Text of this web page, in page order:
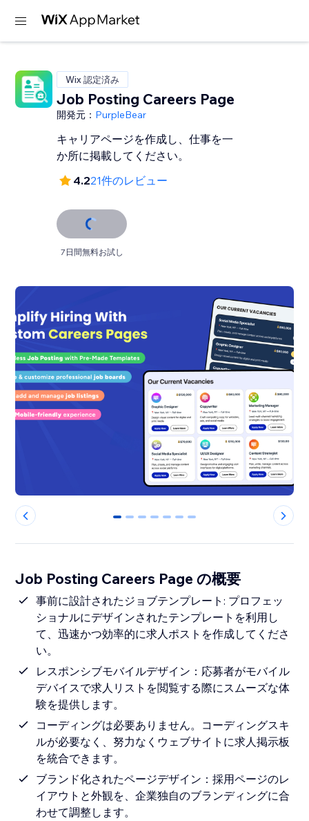
Wix 認定済み
Job Posting Careers Page
開発元： PurpleBear
キャリアページを作成し、仕事を一
か所に掲載してください。
4.221件のレビュー
7日間無料お試し
0 1 2 3 4 5 6
Job Posting Careers Page の概要
事前に設計されたジョブテンプレート: プロフェッ
ショナルにデザインされたテンプレートを利用し
て、迅速かつ効率的に求人ポストを作成してくださ
い。
レスポンシブモバイルデザイン：応募者がモバイル
デバイスで求人リストを閲覧する際にスムーズな体
験を提供します。
コーディングは必要ありません。コーディングスキ
ルが必要なく、努力なくウェブサイトに求人掲示板
を統合できます。
ブランド化されたページデザイン：採用ページのレ
イアウトと外観を、企業独自のブランディングに合
わせて調整します。